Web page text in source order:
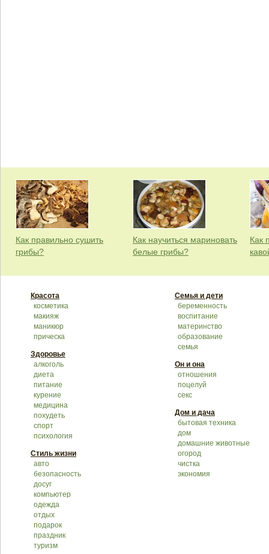
Как правильно сушить
грибы?
Как научиться мариновать
белые грибы?
Как
Красота
косметика
макияж
маникюр
прическа
Здоровье
алкоголь
диета
питание
курение
медицина
похудеть
спорт
психология
Стиль жизни
авто
безопасность
досуг
компьютер
одежда
отдых
подарок
праздник
туризм
Семья и дети
беременность
воспитание
материнство
образование
семья
Он и она
отношения
поцелуй
секс
Дом и дача
бытовая техника
дом
домашние животные
огород
чистка
экономия